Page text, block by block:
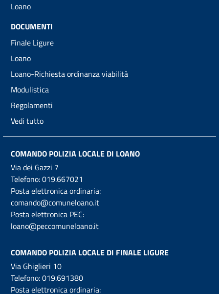
Loano
DOCUMENTI
Finale Ligure
Loano
Loano-Richiesta ordinanza viabilità
Modulistica
Regolamenti
Vedi tutto
COMANDO POLIZIA LOCALE DI LOANO
Via dei Gazzi 7
Telefono:019.667021
Posta elettronica ordinaria:
comando@comuneloano.it
Posta elettronica PEC:
loano@peccomuneloano.it
COMANDO POLIZIA LOCALE DI FINALE LIGURE
Via Ghiglieri 10
Telefono:019.691380
Posta elettronica ordinaria: